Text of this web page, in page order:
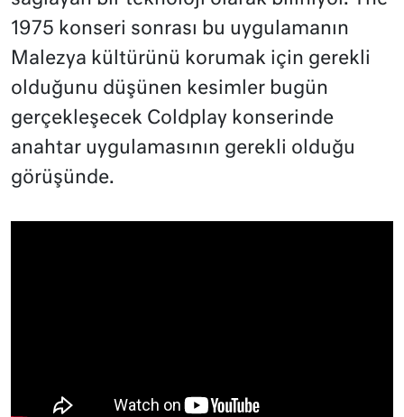
1975 konseri sonrası bu uygulamanın
Malezya kültürünü korumak için gerekli
olduğunu düşünen kesimler bugün
gerçekleşecek Coldplay konserinde
anahtar uygulamasının gerekli olduğu
görüşünde.